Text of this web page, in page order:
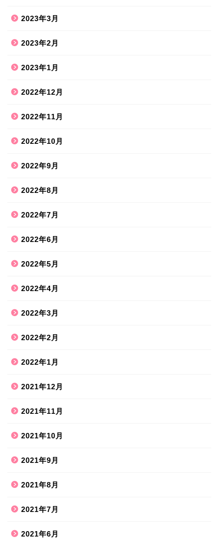
2023年3月
2023年2月
2023年1月
2022年12月
2022年11月
2022年10月
2022年9月
2022年8月
2022年7月
2022年6月
2022年5月
2022年4月
2022年3月
2022年2月
2022年1月
2021年12月
2021年11月
2021年10月
2021年9月
2021年8月
2021年7月
2021年6月